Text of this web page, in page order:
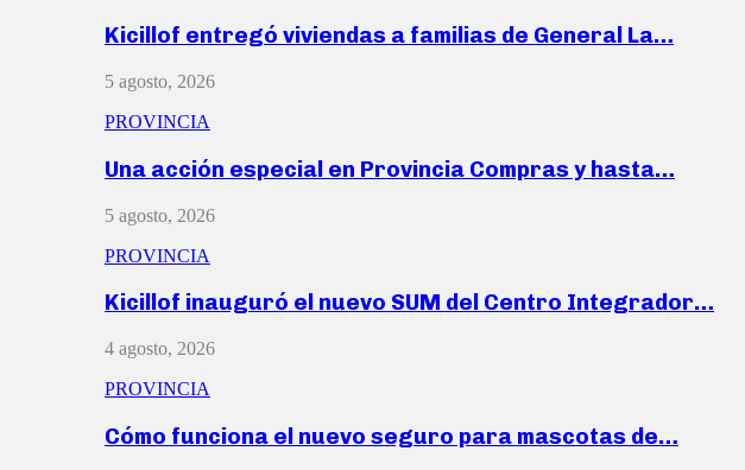
Kicillof entregó viviendas a familias de General La…
5 agosto, 2026
PROVINCIA
Una acción especial en Provincia Compras y hasta…
5 agosto, 2026
PROVINCIA
Kicillof inauguró el nuevo SUM del Centro Integrador…
4 agosto, 2026
PROVINCIA
Cómo funciona el nuevo seguro para mascotas de…